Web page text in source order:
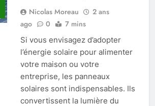
Nicolas Moreau
2 ans
ago
0 7 mins
Si vous envisagez d’adopter
l’énergie solaire pour alimenter
votre maison ou votre
entreprise, les panneaux
solaires sont indispensables. Ils
convertissent la lumière du